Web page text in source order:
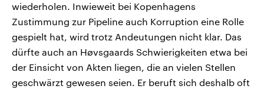
wiederholen. Inwieweit bei Kopenhagens
Zustimmung zur Pipeline auch Korruption eine Rolle
gespielt hat, wird trotz Andeutungen nicht klar. Das
dürfte auch an Høvsgaards Schwierigkeiten etwa bei
der Einsicht von Akten liegen, die an vielen Stellen
geschwärzt gewesen seien. Er beruft sich deshalb oft